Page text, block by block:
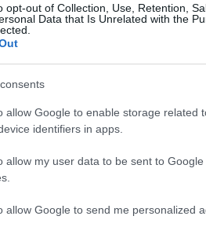
opt-out of Collection, Use, Retention,
Data that Is Unrelated with the
allow Google to enable storage related
identifiers in apps.
allow my user data to be sent to
allow Google to send me personalized
Srednji Dolič, v občini Mislinja,